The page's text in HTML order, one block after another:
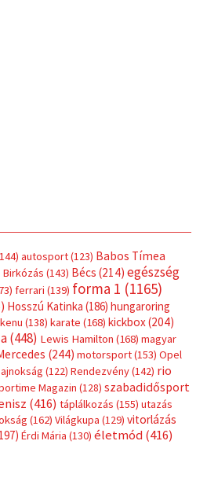
autosport(123) Babos Tímea
Birkózás (143) Bécs (214) egészség
ferrari (139) forma 1 (1165)
Hosszú Katinka (186) hungaroring
(138) karate (168) kickbox(204)
(448) Lewis Hamilton (168) magyar
(244) motorsport(153) Opel
(122) Rendezvény(142) rio
Magazin (128) szabadidősport
(416) táplálkozás (155) utazás
(162) Világkupa (129) vitorlázás
Érdi Mária (130) életmód(416)